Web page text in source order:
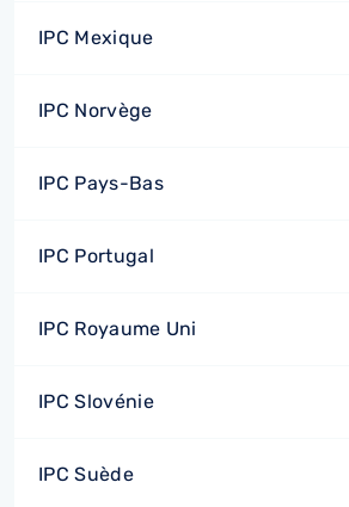
IPC Mexique
IPC Norvège
IPC Pays-Bas
IPC Portugal
IPC Royaume Uni
IPC Slovénie
IPC Suède